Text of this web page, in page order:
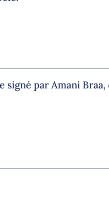
signé par Amani